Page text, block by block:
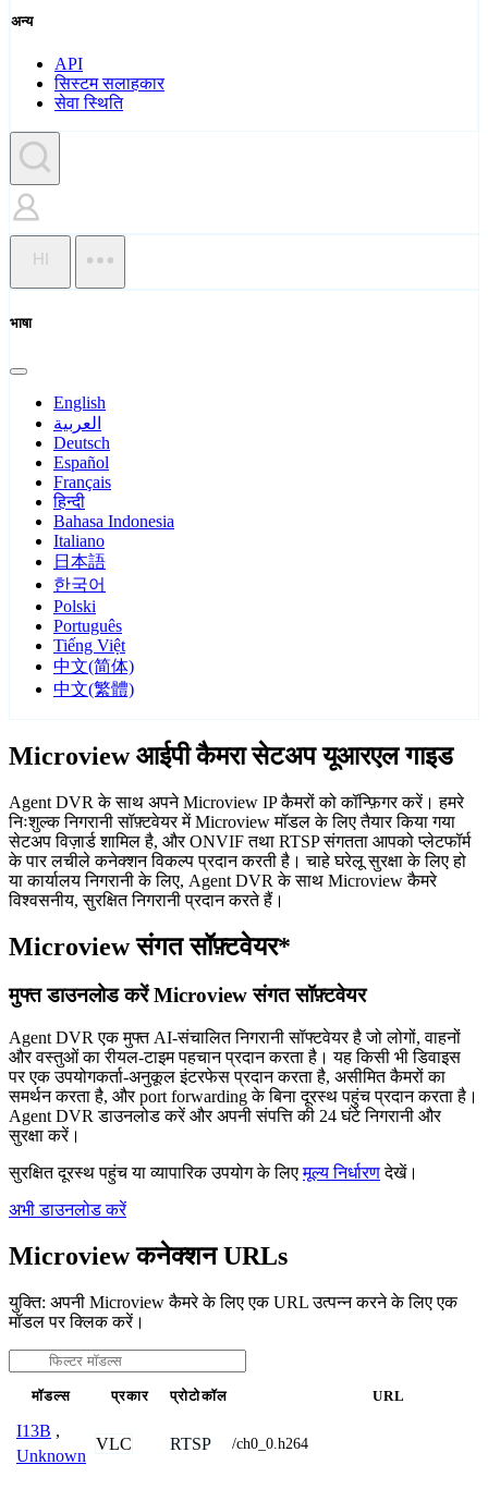
अन्य
API
सिस्टम सलाहकार
सेवा स्थिति
HI
भाषा
English
العربية
Deutsch
Español
Français
हिन्दी
Bahasa Indonesia
Italiano
日本語
한국어
Polski
Português
Tiếng Việt
中文(简体)
中文(繁體)
Microview आईपी कैमरा सेटअप यूआरएल गाइड
Agent DVR के साथ अपने Microview IP कैमरों को कॉन्फ़िगर करें। हमरे
निःशुल्क निगरानी सॉफ़्टवेयर में Microview मॉडल के लिए तैयार किया गया
सेटअप विज़ार्ड शामिल है, और ONVIF तथा RTSP संगतता आपको प्लेटफॉर्म
के पार लचीले कनेक्शन विकल्प प्रदान करती है। चाहे घरेलू सुरक्षा के लिए हो
या कार्यालय निगरानी के लिए, Agent DVR के साथ Microview कैमरे
विश्वसनीय, सुरक्षित निगरानी प्रदान करते हैं।
Microview संगत सॉफ़्टवेयर*
मुफ्त डाउनलोड करें Microview संगत सॉफ़्टवेयर
Agent DVR एक मुफ्त AI-संचालित निगरानी सॉफ्टवेयर है जो लोगों, वाहनों
और वस्तुओं का रीयल-टाइम पहचान प्रदान करता है। यह किसी भी डिवाइस
पर एक उपयोगकर्ता-अनुकूल इंटरफेस प्रदान करता है, असीमित कैमरों का
समर्थन करता है, और port forwarding के बिना दूरस्थ पहुंच प्रदान करता है।
Agent DVR डाउनलोड करें और अपनी संपत्ति की 24 घंटे निगरानी और
सुरक्षा करें।
सुरक्षित दूरस्थ पहुंच या व्यापारिक उपयोग के लिएमूल्य निर्धारणदेखें।
अभी डाउनलोड करें
Microview कनेक्शन URLs
युक्ति: अपनी Microview कैमरे के लिए एक URL उत्पन्न करने के लिए एक
मॉडल पर क्लिक करें।
मॉडल्स प्रकार प्रोटोकॉल URL
I13B ,
Unknown
VLC RTSP /ch0_0.h264